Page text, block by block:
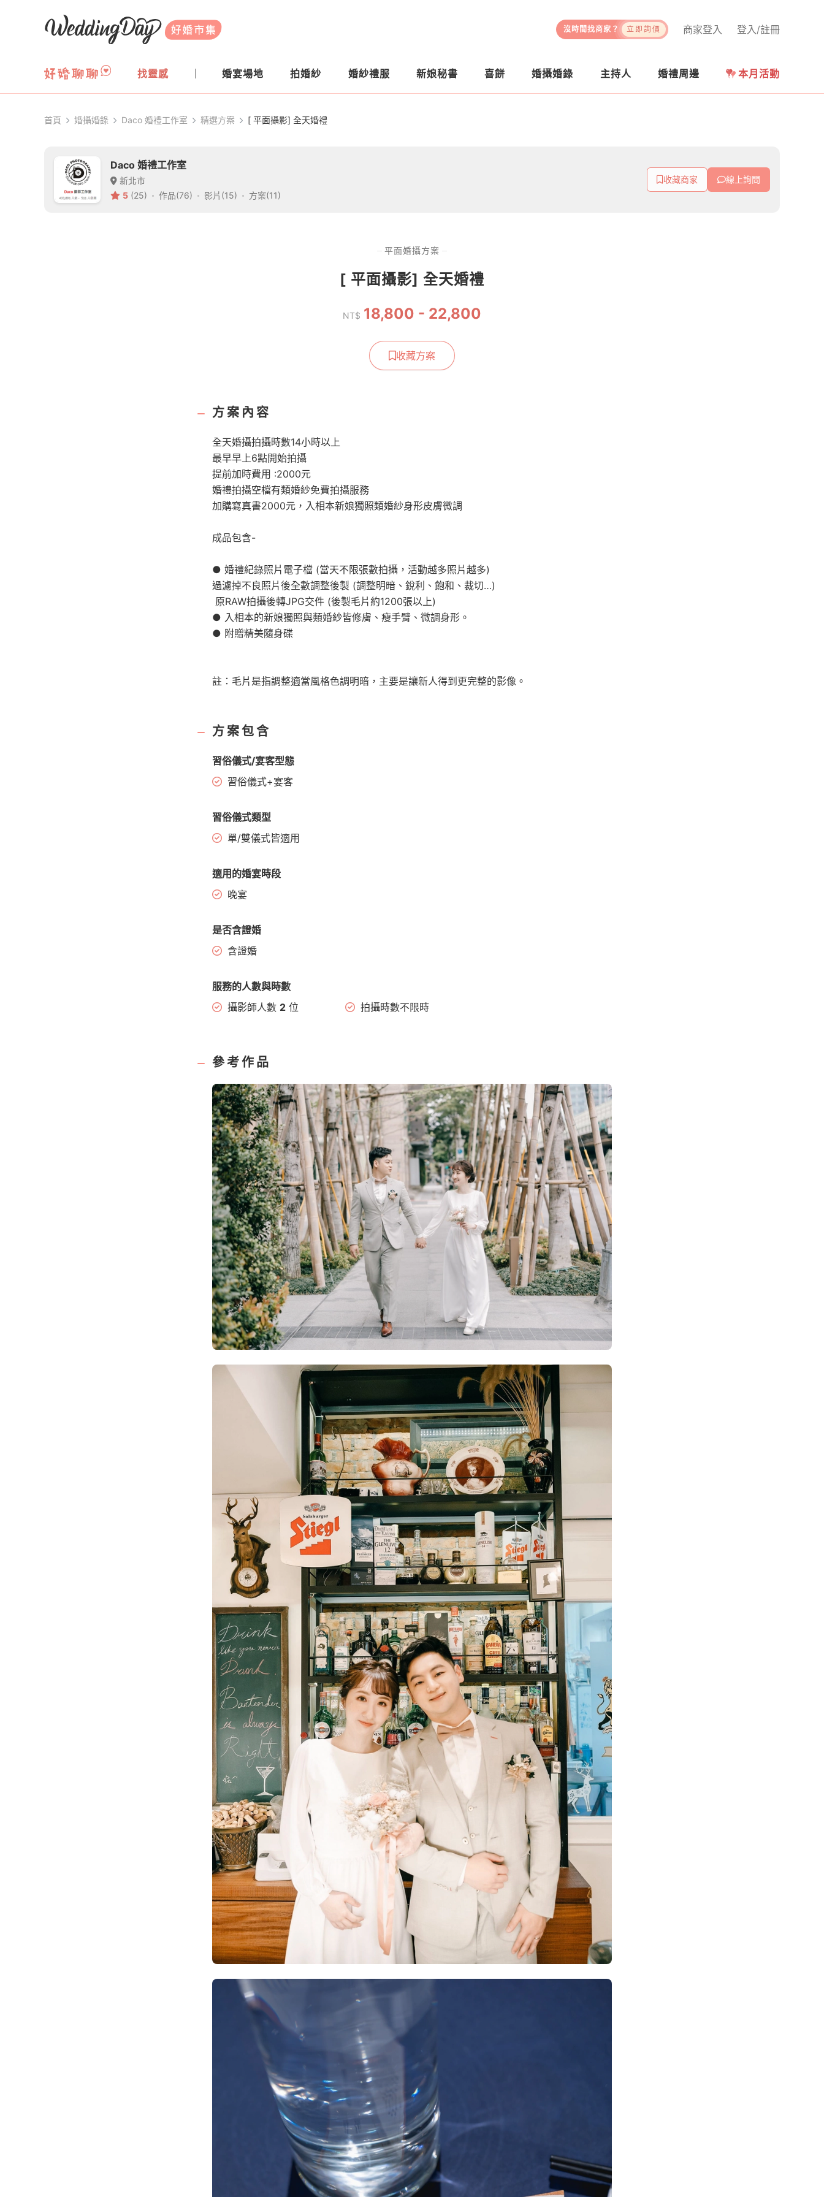
WeddingDay 好婚市集
登入/註冊
商家登入
沒時間找商家？ 立即詢價
找靈感 婚宴場地 拍婚紗 婚紗禮服 新娘秘書 喜餅 婚攝婚錄 主持人 婚禮周邊 本月活動
首頁 婚攝婚錄 Daco 婚禮工作室 精選方案 [ 平面攝影] 全天婚禮
Daco 婚禮工作室
新北市
5 (25) 作品(76) 影片(15) 方案(11)
收藏商家 線上詢問
平面婚攝方案
[ 平面攝影] 全天婚禮
NT$ 18,800 - 22,800
收藏方案
方案內容
全天婚攝拍攝時數14小時以上
最早早上6點開始拍攝
提前加時費用 :2000元
婚禮拍攝空檔有類婚紗免費拍攝服務
加購寫真書2000元，入相本新娘獨照類婚紗身形皮膚微調
成品包含-
● 婚禮紀錄照片電子檔 (當天不限張數拍攝，活動越多照片越多)
過濾掉不良照片後全數調整後製 (調整明暗、銳利、飽和、裁切…)
​ 原RAW拍攝後轉JPG交件 (後製毛片約1200張以上)
● 入相本的新娘獨照與類婚紗皆修膚、瘦手臂、微調身形。
● 附贈精美隨身碟
註：毛片是指調整適當風格色調明暗，主要是讓新人得到更完整的影像。
方案包含
習俗儀式/宴客型態
習俗儀式+宴客
習俗儀式類型
單/雙儀式皆適用
適用的婚宴時段
晚宴
是否含證婚
含證婚
服務的人數與時數
攝影師人數 2 位 拍攝時數不限時
參考作品